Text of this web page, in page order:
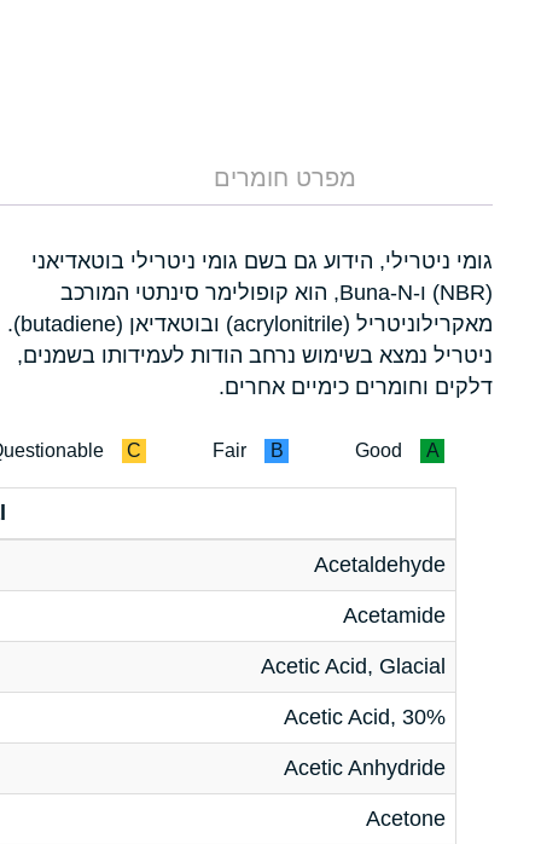
מפרט חומרים
גומי ניטרילי, הידוע גם בשם גומי ניטרילי בוטאדיאני
(NBR) ו-Buna-N, הוא קופולימר סינתטי המורכב
מאקרילוניטריל (acrylonitrile) ובוטאדיאן (butadiene).
ניטריל נמצא בשימוש נרחב הודות לעמידותו בשמנים,
דלקים וחומרים כימיים אחרים.
A
Good
B
Fair
C
Acetaldehyde
Acetamide
Acetic Acid, Glacial
Acetic Acid, 30%
Acetic Anhydride
Acetone